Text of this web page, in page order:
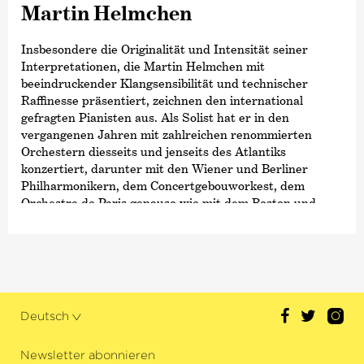
Martin Helmchen
Insbesondere die Originalität und Intensität seiner
Interpretationen, die Martin Helmchen mit
beeindruckender Klangsensibilität und technischer
Raffinesse präsentiert, zeichnen den international
gefragten Pianisten aus. Als Solist hat er in den
vergangenen Jahren mit zahlreichen renommierten
Orchestern diesseits und jenseits des Atlantiks
konzertiert, darunter mit den Wiener und Berliner
Philharmonikern, dem Concertgebouworkest, dem
Orchestre de Paris genauso wie mit dem Boston und
die Kammermusik ein. Zu seinen engen
Deutsch
Newsletter abonnieren